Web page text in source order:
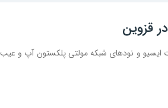
قزوین
و نودهای شبکه مولتی پلکستون آپ و